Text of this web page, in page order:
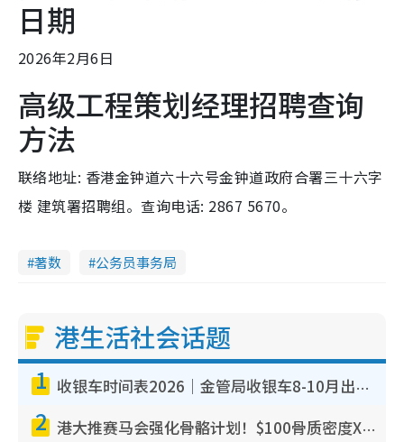
日期
2026年2月6日
高级工程策划经理招聘查询
方法
联络地址: 香港金钟道六十六号金钟道政府合署三十六字
楼 建筑署招聘组。查询电话: 2867 5670。
著数 公务员事务局
港生活社会话题
1 收银车时间表2026｜金管局收银车8-10月出没地点+时间！无需手续费！硬币免费转现钞或增值至八达通
2 港大推赛马会强化骨骼计划！$100骨质密度X光检查 完成免费运动训练送超市礼券！附参加资格